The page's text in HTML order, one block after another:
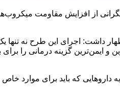
از افزایش مقاومت میکروب‌ها
داشت: اجرای این طرح نه تنها
گزینه درمانی را برای
داروهایی که باید برای موارد